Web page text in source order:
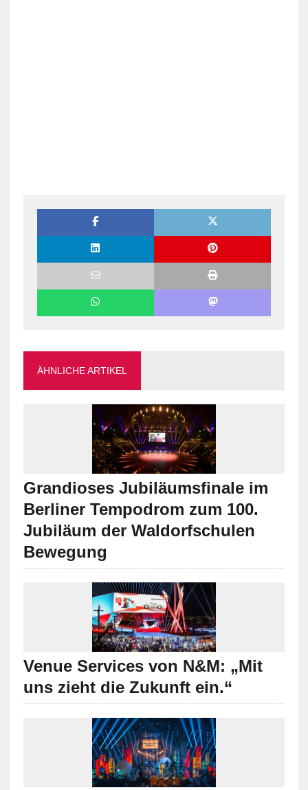
ÄHNLICHE ARTIKEL
Grandioses Jubiläumsfinale im
Berliner Tempodrom zum 100.
Jubiläum der Waldorfschulen
Bewegung
Venue Services von N&M: „Mit
uns zieht die Zukunft ein.“